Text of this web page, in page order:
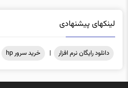
دانلود رایگان نرم افزار
کلیه حقوق مادی و معنوی محفوظ